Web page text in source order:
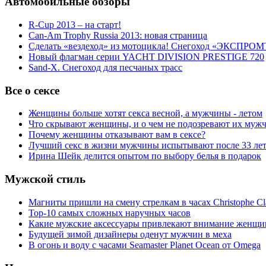
R-Cup 2013 – на старт!
Can-Am Trophy Russia 2013: новая страница
Сделать «вездеход» из мотоцикла! Снегоход
Новый флагман серии YACHT DIVISION PRESTIGE 720
Sand-X. Снегоход для песчаных трасс
Все о сексе
Женщины больше хотят секса весной, а мужчины - летом
Что скрывают женщины, и о чем не подозревают их
Почему женщины отказывают вам в сексе?
Лучший секс в жизни мужчины испытывают после 33 лет
Ирина Шейк делится опытом по выбору белья в подарок
Мужской стиль
Магниты пришли на смену стрелкам в часах Christophe
Top-10 самых сложных наручных часов
Какие мужские аксессуары привлекают внимание
Будущей зимой дизайнеры оденут мужчин в меха
В огонь и воду с часами Seamaster Planet Ocean от Omega